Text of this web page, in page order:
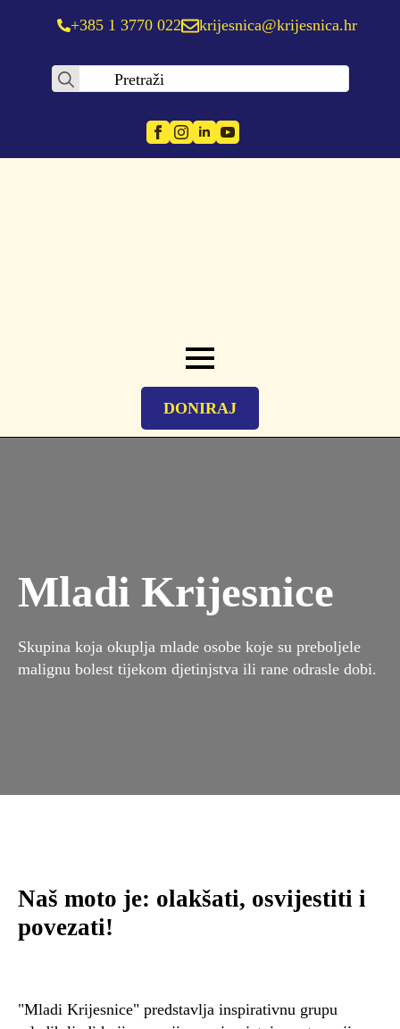
+385 1 3770 022 krijesnica@krijesnica.hr
Search
DONIRAJ
Mladi Krijesnice
Skupina koja okuplja mlade osobe koje su preboljele
malignu bolest tijekom djetinjstva ili rane odrasle dobi.
Naš moto je: olakšati, osvijestiti i
povezati!
"Mladi Krijesnice" predstavlja inspirativnu grupu